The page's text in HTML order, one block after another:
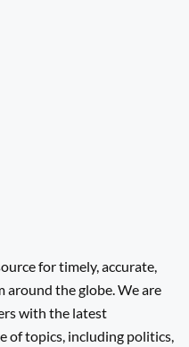
for timely, accurate,
around the globe. We are
with the latest
of topics, including politics,